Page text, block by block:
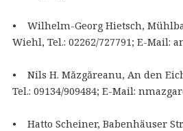
• Wilhelm-Georg Hietsch,
Wiehl, Tel.: 02262/727791; E-Mail:
• Nils H. Măzgăreanu, An den
Tel.: 09134/909484; E-Mail:
• Hatto Scheiner, Babenhäuser